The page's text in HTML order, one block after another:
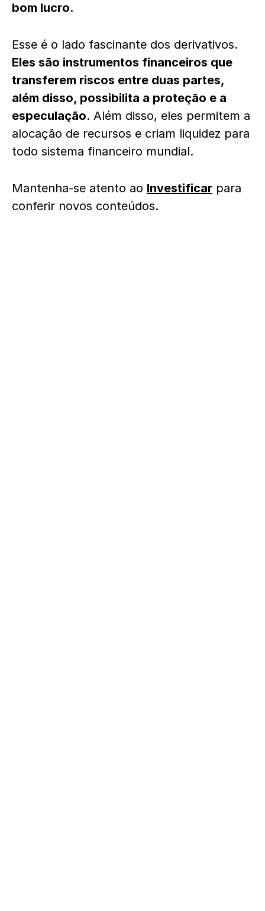
bom lucro.
Esse é o lado fascinante dos derivativos.
Eles são instrumentos financeiros que
transferem riscos entre duas partes,
além disso, possibilita a proteção e a
especulação. Além disso, eles permitem a
alocação de recursos e criam liquidez para
todo sistema financeiro mundial.
Mantenha-se atento ao Investificar para
conferir novos conteúdos.